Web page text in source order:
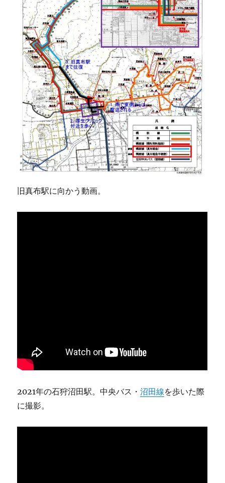
旧真布駅に向かう動画。
2021年の石狩沼田駅。中央バス・沼田線を歩いた際
に撮影。